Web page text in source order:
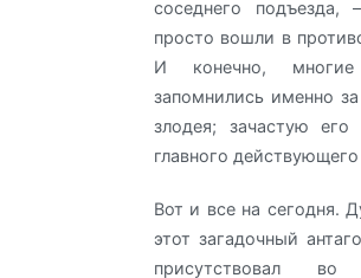
соседнего подъезда,
просто вошли в
И конечно, многие
запомнились именно
злодея; зачастую
главного
Вот и все на сегодня.
этот загадочный
присутствовал